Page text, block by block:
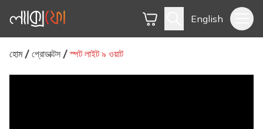
English
হোম প্রোডাক্টস স্পট লাইট ৯ ওয়াট